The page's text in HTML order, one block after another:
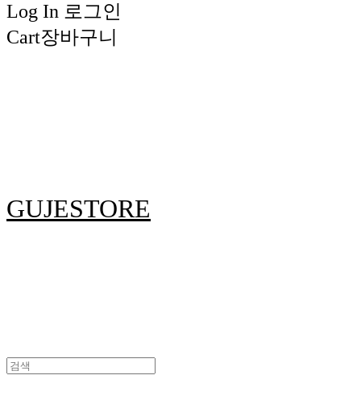
Log In 로그인
Cart장바구니
GUJESTORE